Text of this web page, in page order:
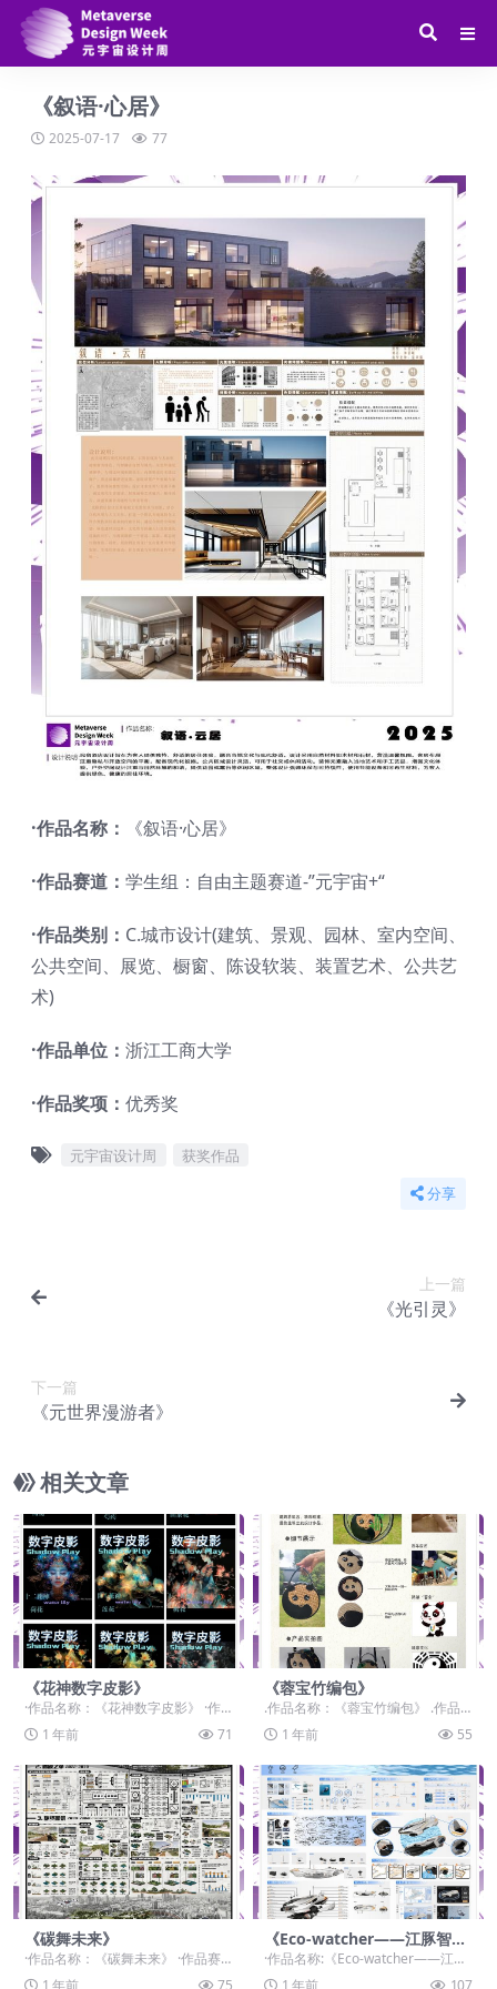
《叙语·心居》
2025-07-17 77
·作品名称： 《叙语·心居》
·作品赛道： 学生组：自由主题赛道-”元宇宙+“
·作品类别： C.城市设计(建筑、景观、园林、室内空间、
公共空间、展览、橱窗、陈设软装、装置艺术、公共艺
术)
·作品单位： 浙江工商大学
·作品奖项： 优秀奖
元宇宙设计周 获奖作品
分享
上一篇
《光引灵》
下一篇
《元世界漫游者》
相关文章
《花神数字皮影》
·作品名称：《花神数字皮影》 ·作
品赛道:学生组：命题赛道-”元宇宙
+非遗“ ·...
1 年前 71
《蓉宝竹编包》
.作品名称：《蓉宝竹编包》 .作品
赛道：设计师组：自由主题赛道-”元
宇宙+“ ....
1 年前 55
《碳舞未来》
·作品名称：《碳舞未来》 ·作品赛
道：学生组：自由主题赛道-”元宇宙
1 年前 75
《Eco-watcher——江豚智能
监测喂食无人船》
·作品名称:《Eco-watcher——江豚
智能监测喂食无人船》 ·作品赛道:
1 年前 107